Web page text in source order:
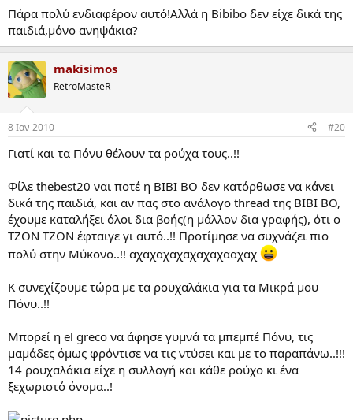
Πάρα πολύ ενδιαφέρον αυτό!Αλλά η Bibibo δεν είχε δικά της
παιδιά,μόνο ανηψάκια?
makisimos
RetroMasteR
8 Ιαν 2010 #20
Γιατί και τα Πόνυ θέλουν τα ρούχα τους..!!
Φίλε thebest20 ναι ποτέ η ΒΙΒΙ ΒΟ δεν κατόρθωσε να κάνει
δικά της παιδιά, και αν πας στο ανάλογο thread της ΒΙΒΙ ΒΟ,
έχουμε καταλήξει όλοι δια βοής(η μάλλον δια γραφής), ότι ο
ΤΖΟΝ ΤΖΟΝ έφταιγε γι αυτό..!! Προτίμησε να συχνάζει πιο
πολύ στην Μύκονο..!! αχαχαχαχαχαχαχααχαχ
K συνεχίζουμε τώρα με τα ρουχαλάκια για τα Μικρά μου
Πόνυ..!!
Μπορεί η el greco να άφησε γυμνά τα μπεμπέ Πόνυ, τις
μαμάδες όμως φρόντισε να τις ντύσει και με το παραπάνω..!!!
14 ρουχαλάκια είχε η συλλογή και κάθε ρούχο κι ένα
ξεχωριστό όνομα..!